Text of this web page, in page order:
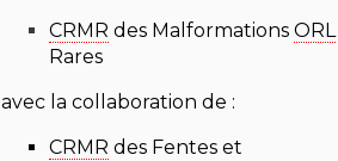
CRMR des MalformationsORL
Rares
avec la collaboration de :
CRMR des Fentes et